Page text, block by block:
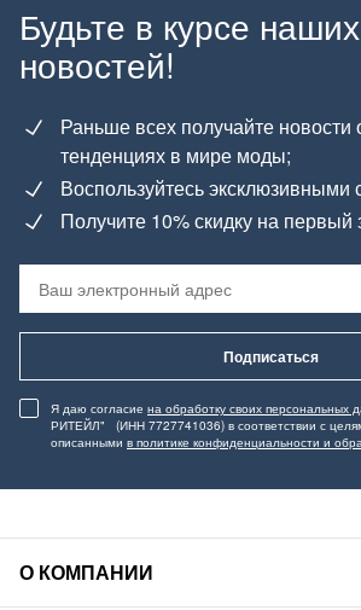
Будьте в курсе наших
новостей!
Раньше всех получайте новости
тенденциях в мире моды;
Воспользуйтесь эксклюзивными
Получите 10% скидку на первый
Подписаться
Я даю согласие на обработку своих персональных
РИТЕЙЛ" (ИНН 7727741036) в соответствии с
описанными в политике конфиденциальности и
О КОМПАНИИ